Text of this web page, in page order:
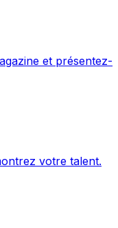
et présentez-
votre talent.